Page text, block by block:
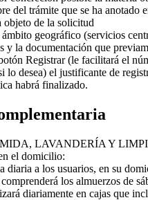
del trámite que se ha
objeto de la solicitud
geográfico (servicios
y la documentación que
Registrar (le facilitará el
lo desea) el justificante de
habrá finalizado.
LAVANDERÍA Y
el domicilio:
diaria a los usuarios, en su
los almuerzos de
diariamente en cajas que